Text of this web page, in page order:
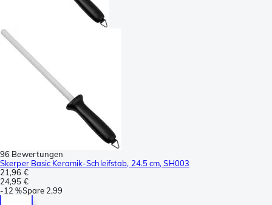
96 Bewertungen
Skerper Basic Keramik-Schleifstab, 24.5 cm, SH003
21,96 €
24,95 €
-12 %Spare 2,99